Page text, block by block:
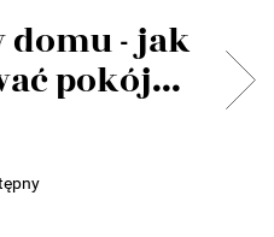
domu - jak
pokój...